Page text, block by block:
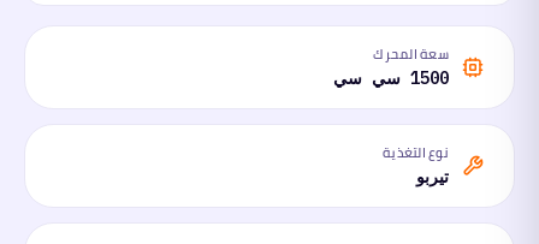
سعة المحرك
1500 سي سي
نوع التغذية
تيربو